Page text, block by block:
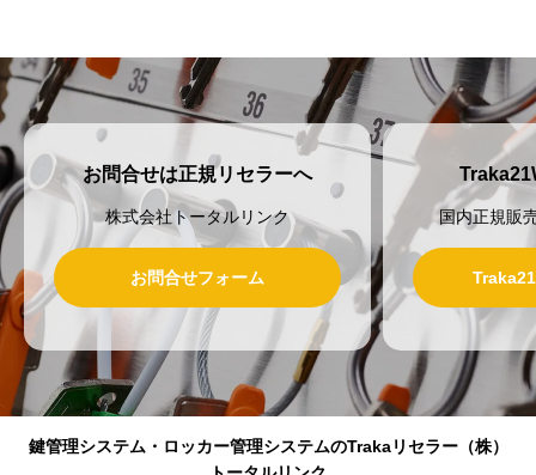
お問合せは正規リセラーへ
株式会社トータルリンク
お問合せフォーム
国内正規販
鍵管理システム・ロッカー管理システムのTrakaリセラー（株）